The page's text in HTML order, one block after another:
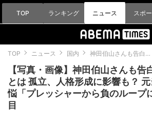
TOP ランキング ニュース スポ
TOP ニュース 国内 神田伯山さんも告白…
【写真・画像】神田伯山さんも告
とは 孤立、人格形成に影響も？
悩「プレッシャーから負のループ
目